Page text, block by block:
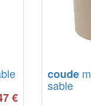
€
coude
sable